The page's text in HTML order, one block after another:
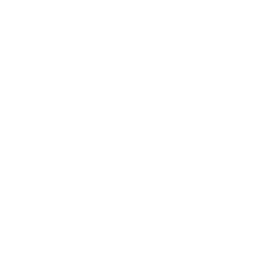
significativo de datos grabados en el disco
mas días en la misma capacidad o bien